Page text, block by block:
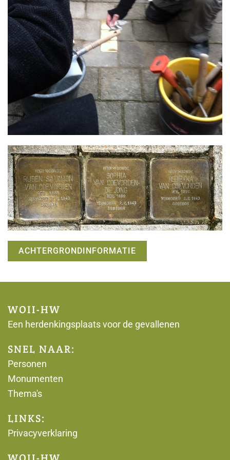
ACHTERGRONDINFORMATIE
WOII-HW
Een herdenkingsplaats voor de gevallenen
SNEL NAAR:
Personen
Monumenten
Thema's
LINKS:
Privacyverklaring